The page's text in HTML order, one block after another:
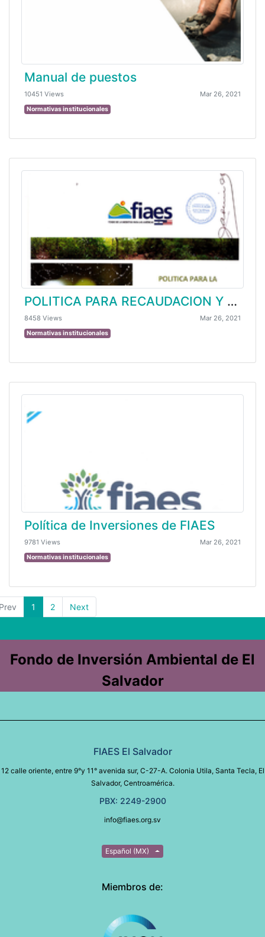
Manual de puestos
10451 Views Mar 26, 2021
Normativas institucionales
POLITICA PARA RECAUDACION Y ADMINISTRACION DE FONDOS
8458 Views Mar 26, 2021
Normativas institucionales
Política de Inversiones de FIAES
9781 Views Mar 26, 2021
Normativas institucionales
1 2 Next
Fondo de Inversión Ambiental de El
Salvador
FIAES El Salvador
12 calle oriente, entre 9°y 11° avenida sur, C-27-A. Colonia Utila, Santa Tecla, El
Salvador, Centroamérica.
PBX: 2249-2900
info@fiaes.org.sv
Español (MX)
Miembros de: